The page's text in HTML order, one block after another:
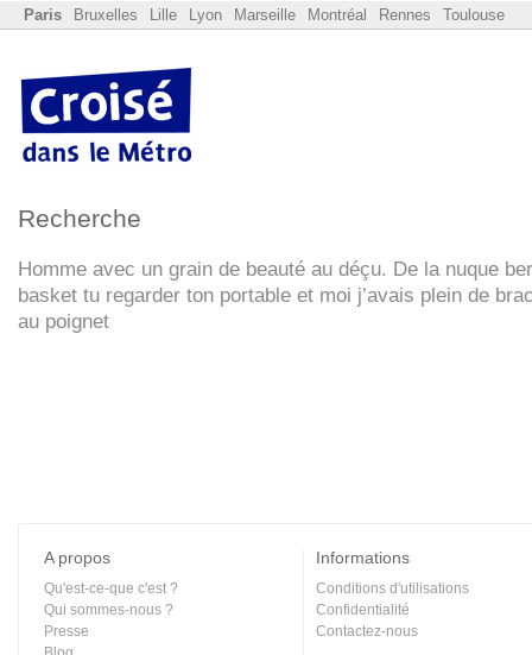
Paris Bruxelles Lille Lyon Marseille Montréal Rennes Toulouse
Recherche
Homme avec un grain de beauté au déçu. De la nuque
basket tu regarder ton portable et moi j’avais plein de
au poignet
A propos
Qu'est-ce-que c'est ?
Qui sommes-nous ?
Presse
Informations
Conditions d'utilisations
Confidentialité
Contactez-nous